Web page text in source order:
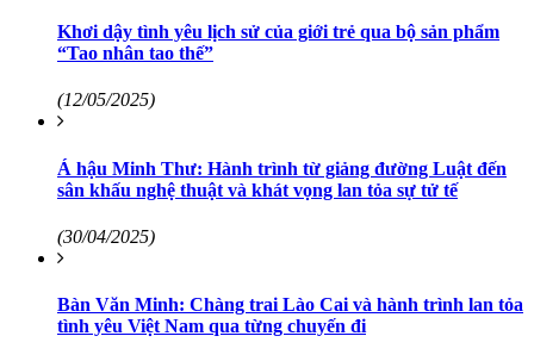
Khơi dậy tình yêu lịch sử của giới trẻ qua bộ sản phẩm
“Tao nhân tao thế”
(12/05/2025)
Á hậu Minh Thư: Hành trình từ giảng đường Luật đến
sân khấu nghệ thuật và khát vọng lan tỏa sự tử tế
(30/04/2025)
Bàn Văn Minh: Chàng trai Lào Cai và hành trình lan tỏa
tình yêu Việt Nam qua từng chuyến đi